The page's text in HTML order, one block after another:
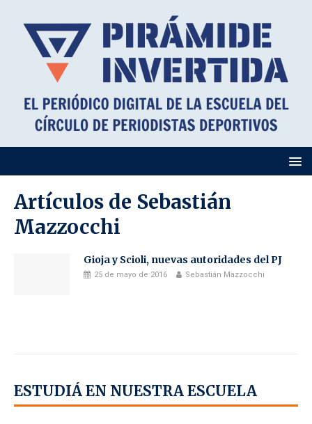
Artículos de Sebastián
Mazzocchi
Gioja y Scioli, nuevas autoridades del PJ
25 de mayo de 2016 Sebastián Mazzocchi
ESTUDIÁ EN NUESTRA ESCUELA